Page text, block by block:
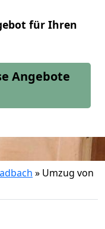
für Ihren
Angebote
» Umzug von